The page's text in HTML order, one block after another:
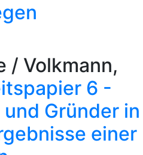
/ Volkmann,
6 -
Gründer in
einer